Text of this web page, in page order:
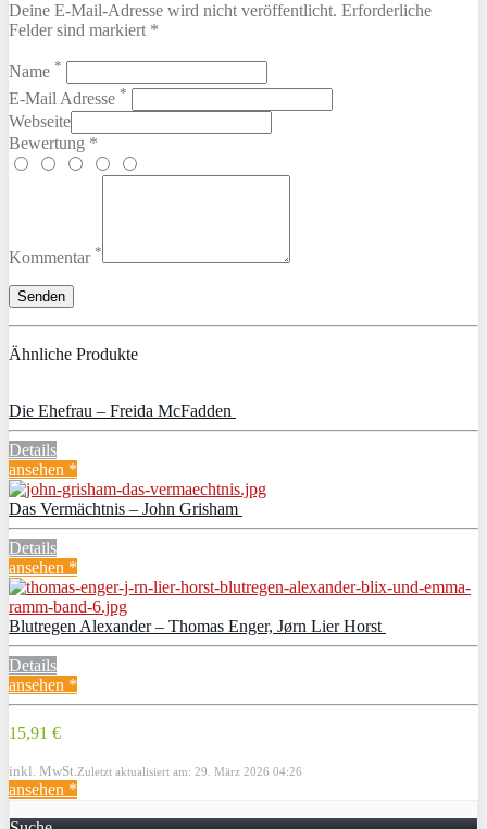
Deine E-Mail-Adresse wird nicht veröffentlicht. Erforderliche
Felder sind markiert *
Name *
E-Mail Adresse *
Webseite
Bewertung *
Kommentar *
Ähnliche Produkte
Die Ehefrau – Freida McFadden
Details
ansehen *
Das Vermächtnis – John Grisham
Details
ansehen *
Blutregen Alexander – Thomas Enger, Jørn Lier Horst
Details
ansehen *
15,91 €
inkl. MwSt. Zuletzt aktualisiert am: 29. März 2026 04:26
ansehen *